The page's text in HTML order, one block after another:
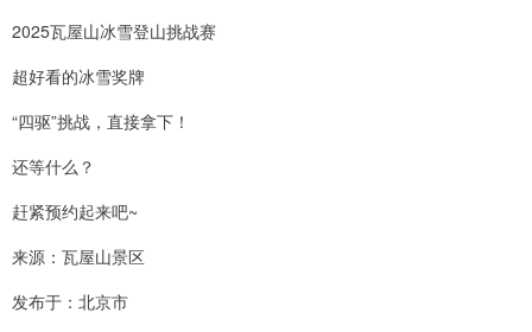
2025瓦屋山冰雪登山挑战赛
超好看的冰雪奖牌
“四驱”挑战，直接拿下！
还等什么？
赶紧预约起来吧~
来源：瓦屋山景区
发布于：北京市